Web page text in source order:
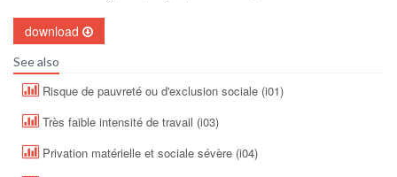
download
See also
Risque de pauvreté ou d'exclusion sociale (i01)
Très faible intensité de travail (i03)
Privation matérielle et sociale sévère (i04)